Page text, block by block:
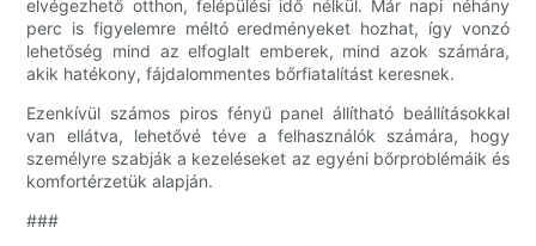
elvégezhető otthon, felépülési idő nélkül. Már napi néhány
perc is figyelemre méltó eredményeket hozhat, így vonzó
lehetőség mind az elfoglalt emberek, mind azok számára,
akik hatékony, fájdalommentes bőrfiatalítást keresnek.
Ezenkívül számos piros fényű panel állítható beállításokkal
van ellátva, lehetővé téve a felhasználók számára, hogy
személyre szabják a kezeléseket az egyéni bőrproblémáik és
komfortérzetük alapján.
###